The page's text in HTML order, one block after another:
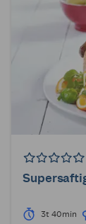
3t 40min